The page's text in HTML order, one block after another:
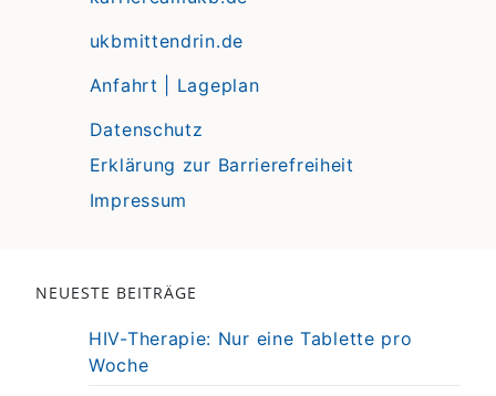
ukbmittendrin.de
Anfahrt | Lageplan
Datenschutz
Erklärung zur Barrierefreiheit
Impressum
NEUESTE BEITRÄGE
HIV-Therapie: Nur eine Tablette pro
Woche